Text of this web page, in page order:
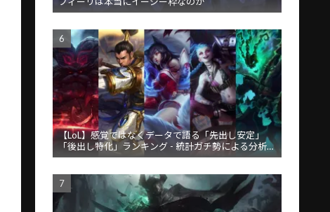
【LoL】感覚ではなくデータで語る「先出し安定」
「後出し特化」ランキング - 統計ガチ勢による分析が
話題